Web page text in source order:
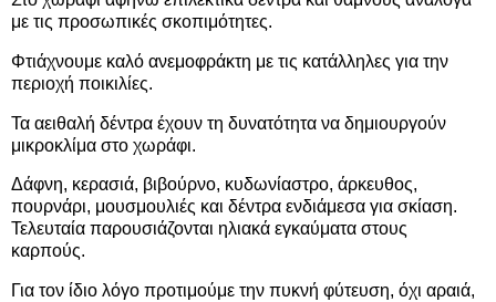
με τις προσωπικές σκοπιμότητες.
Φτιάχνουμε καλό ανεμοφράκτη με τις κατάλληλες για την
περιοχή ποικιλίες.
Τα αειθαλή δέντρα έχουν τη δυνατότητα να δημιουργούν
μικροκλίμα στο χωράφι.
Δάφνη, κερασιά, βιβούρνο, κυδωνίαστρο, άρκευθος,
πουρνάρι, μουσμουλιές και δέντρα ενδιάμεσα για σκίαση.
Τελευταία παρουσιάζονται ηλιακά εγκαύματα στους
καρπούς.
Για τον ίδιο λόγο προτιμούμε την πυκνή φύτευση, όχι αραιά,